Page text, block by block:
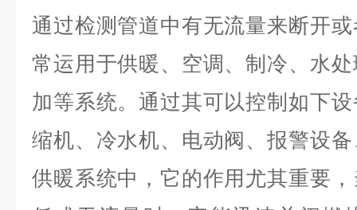
通过检测管道中有无流量来断开
常运用于供暖、空调、制冷、水
加等系统。通过其可以控制如下
缩机、冷水机、电动阀、报警设
供暖系统中，它的作用尤其重要